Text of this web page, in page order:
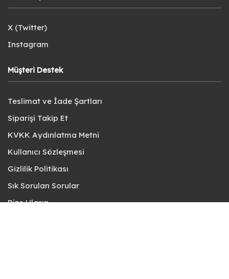
X (Twitter)
Instagram
Müşteri Destek
Teslimat ve İade Şartları
Siparişi Takip Et
KVKK Aydınlatma Metni
Kullanıcı Sözleşmesi
Gizlilik Politikası
Sık Sorulan Sorular
Bize Ulaşın